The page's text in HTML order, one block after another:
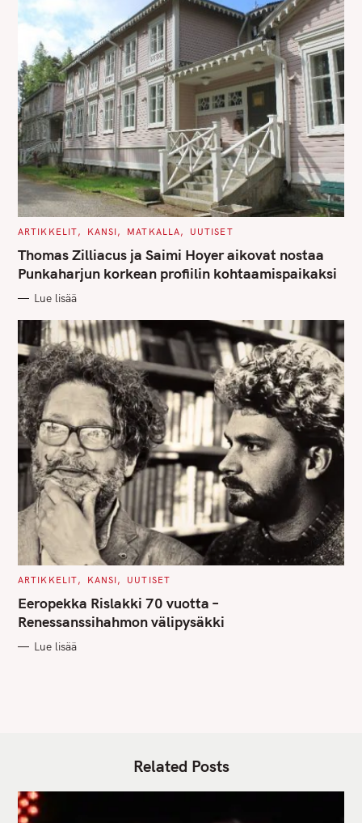
C
T
E
G
O
I
S
ARTIKKELIT KANSI MATKALLA UUTISET
Thomas Zilliacus ja Saimi Hoyer aikovat nostaa
Punkaharjun korkean profiilin kohtaamispaikaksi
Lue lisää
C
T
E
G
O
I
ARTIKKELIT KANSI UUTISET
Eeropekka Rislakki 70 vuotta –
Renessanssihahmon välipysäkki
Lue lisää
Related Posts